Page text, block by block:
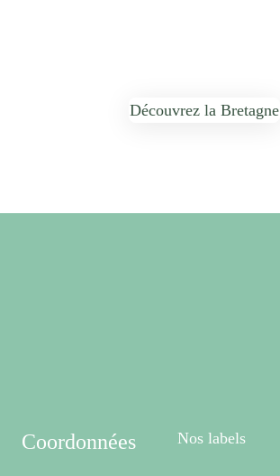
Découvrez la Bretagne
Coordonnées Nos labels